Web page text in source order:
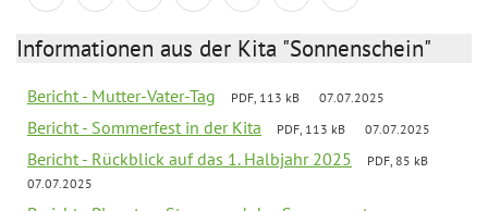
Informationen aus der Kita "Sonnenschein"
Bericht - Mutter-Vater-Tag PDF, 113 kB 07.07.2025
Bericht - Sommerfest in der Kita PDF, 113 kB 07.07.2025
Bericht - Rückblick auf das 1. Halbjahr 2025
PDF, 85 kB
07.07.2025